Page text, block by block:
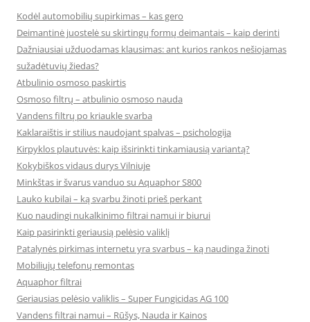
Kodėl automobilių supirkimas – kas gero
Deimantinė juostelė su skirtingų formų deimantais – kaip derinti
Dažniausiai užduodamas klausimas: ant kurios rankos nešiojamas
sužadėtuvių žiedas?
Atbulinio osmoso paskirtis
Osmoso filtrų – atbulinio osmoso nauda
Vandens filtrų po kriaukle svarba
Kaklaraištis ir stilius naudojant spalvas – psichologija
Kirpyklos plautuvės: kaip išsirinkti tinkamiausią variantą?
Kokybiškos vidaus durys Vilniuje
Minkštas ir švarus vanduo su Aquaphor S800
Lauko kubilai – ką svarbu žinoti prieš perkant
Kuo naudingi nukalkinimo filtrai namui ir biurui
Kaip pasirinkti geriausią pelėsio valiklį
Patalynės pirkimas internetu yra svarbus – ką naudinga žinoti
Mobiliųjų telefonų remontas
Aquaphor filtrai
Geriausias pelėsio valiklis – Super Fungicidas AG 100
Vandens filtrai namui – Rūšys, Nauda ir Kainos